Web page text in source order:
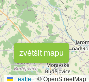
zvětšit mapu
Leaflet | © OpenStreetMap